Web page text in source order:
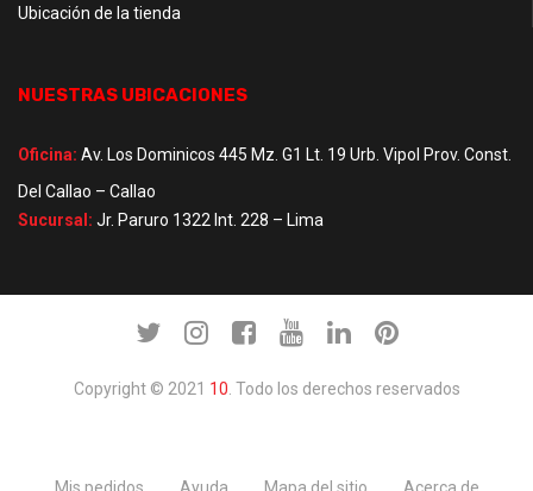
Ubicación de la tienda
NUESTRAS UBICACIONES
Oficina: Av. Los Dominicos 445 Mz. G1 Lt. 19 Urb. Vipol Prov. Const.
Del Callao – Callao
Sucursal: Jr. Paruro 1322 Int. 228 – Lima
Copyright © 2021 10 . Todo los derechos reservados